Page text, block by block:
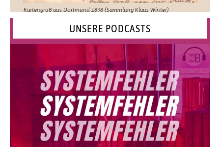
Kartengruß aus Dortmund 1898 (Sammlung Klaus Winter)
UNSERE PODCASTS